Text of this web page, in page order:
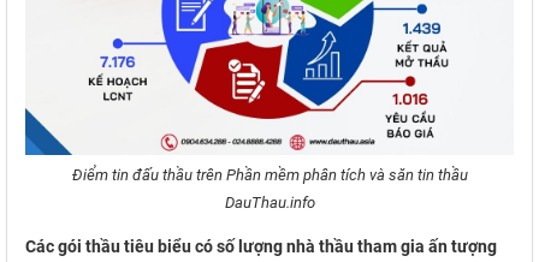
Điểm tin đấu thầu trên Phần mềm phân tích và săn tin thầu
DauThau.info
Các gói thầu tiêu biểu có số lượng nhà thầu tham gia ấn tượng